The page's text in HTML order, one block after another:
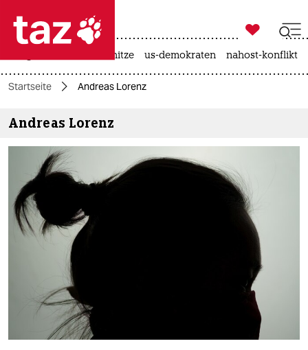
 taz zahl ich
taz zahl ich
themen
politik
öko
gesellschaft
berlin
nord

taz zahl ich
hitze us-demokraten nahost-konflikt
Startseite Andreas Lorenz
Andreas Lorenz